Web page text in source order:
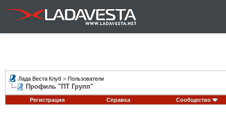
Лада Веста Клуб > Пользователи
Профиль "ПТ Групп"
Регистрация Справка Сообщество